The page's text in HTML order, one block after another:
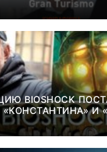
BIOSHOCK
И